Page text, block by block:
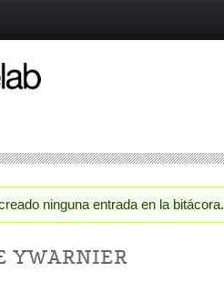
ninguna entrada en la bitácora.
YWARNIER